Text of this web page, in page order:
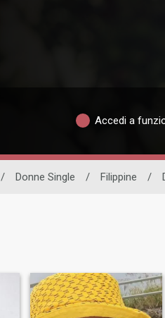
Accedi a
/ Donne Single / Filippine /